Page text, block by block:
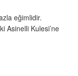
eğimlidir.
Asinelli Kulesi’ne